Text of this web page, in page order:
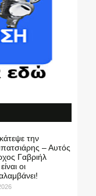
την
– Αυτός
Γαβριήλ
οι